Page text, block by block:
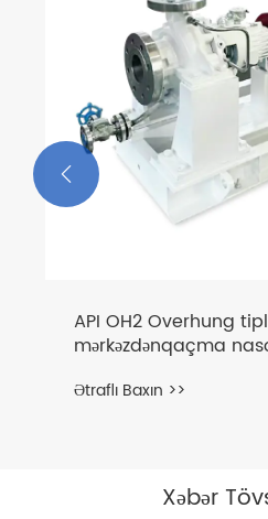
API OH2 Overhung
mərkəzdənqaçma
Ətraflı Baxın >>

Xəbər